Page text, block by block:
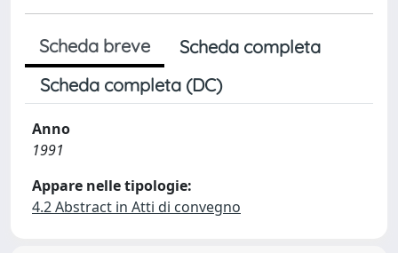
Scheda breve
Scheda completa
Scheda completa (DC)
Anno
1991
Appare nelle tipologie:
4.2 Abstract in Atti di convegno